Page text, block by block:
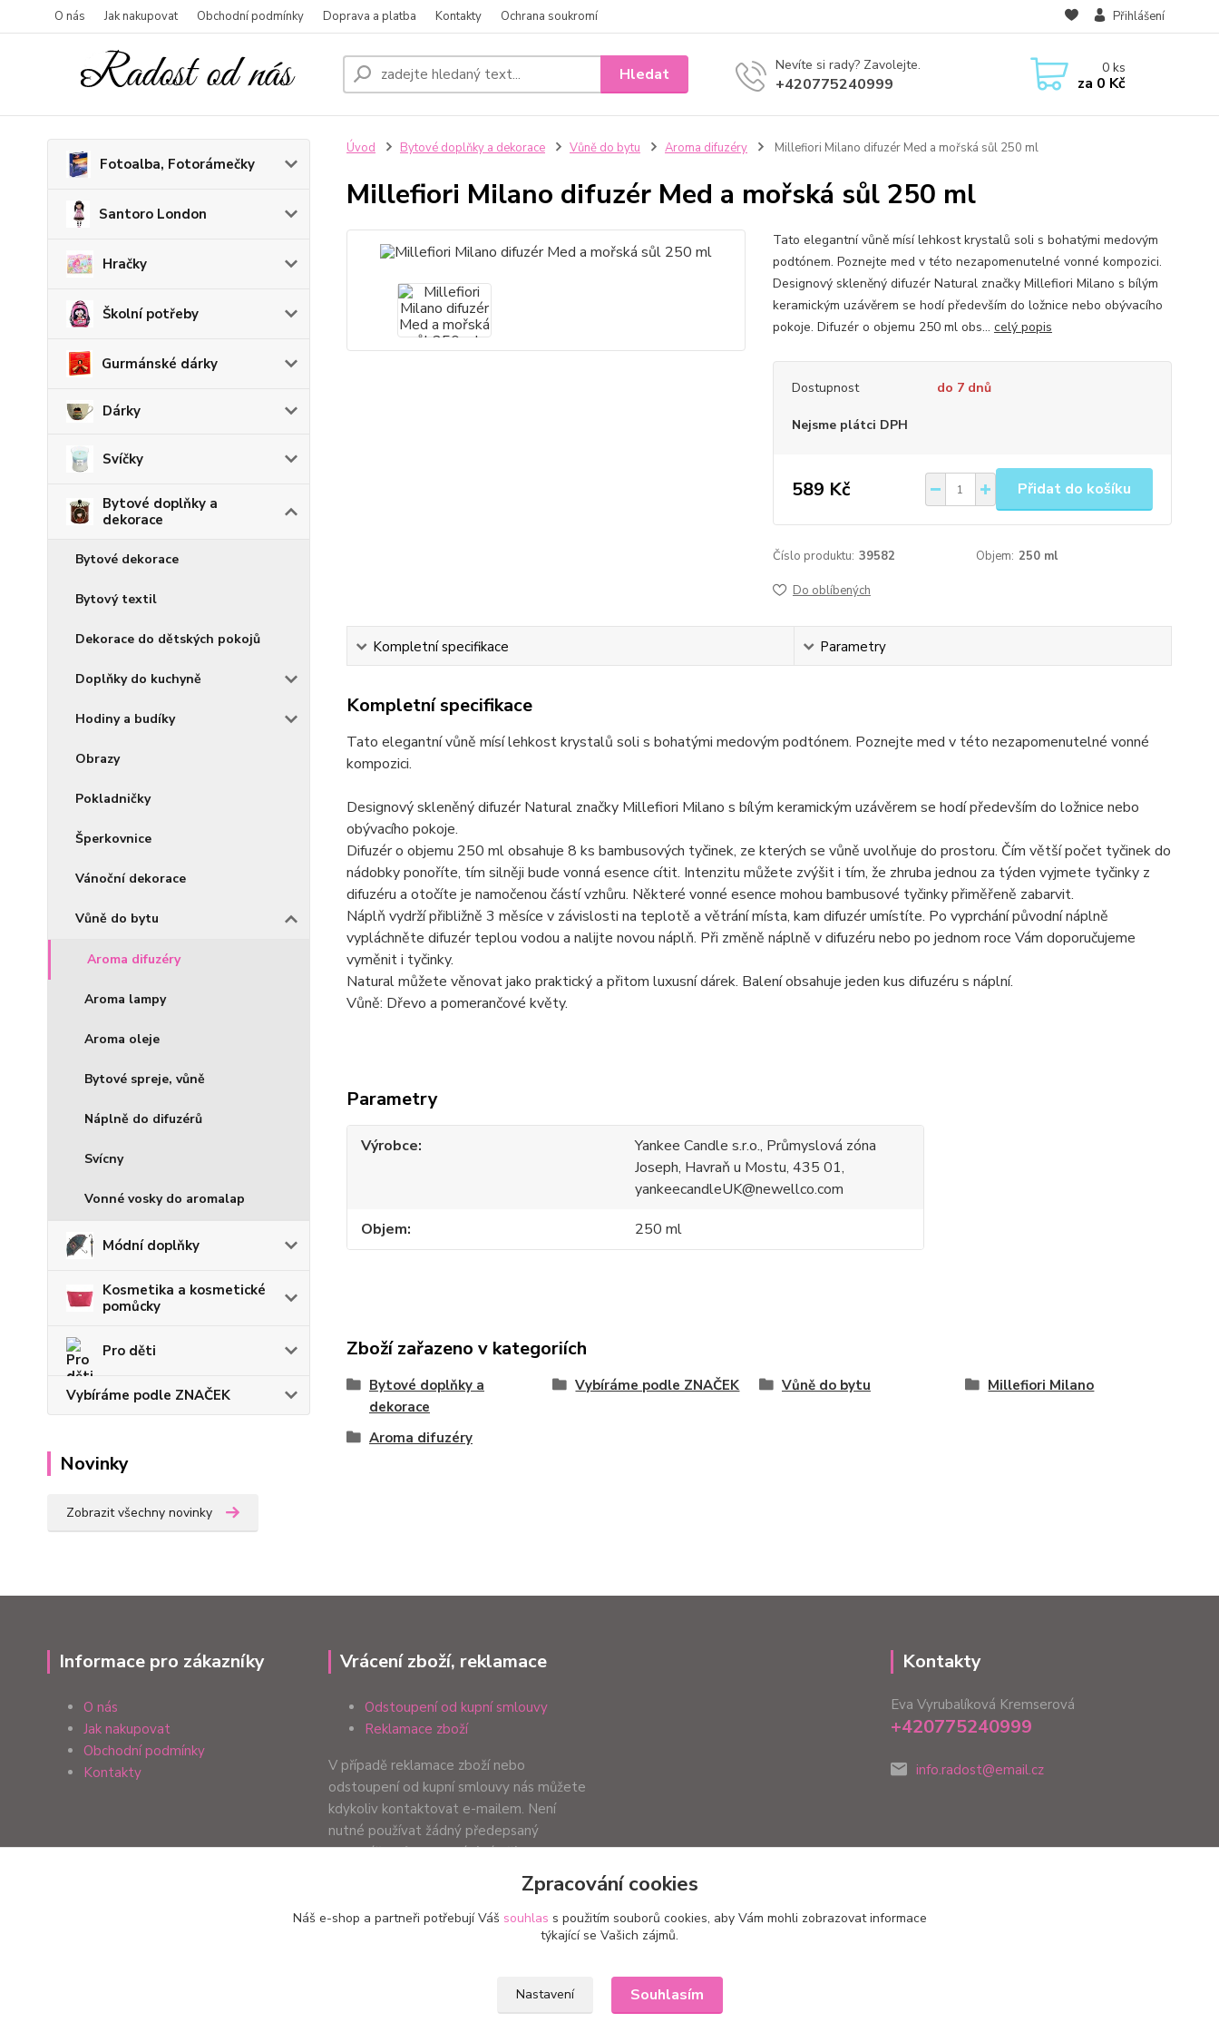
O nás Jak nakupovat Obchodní podmínky Doprava a platba Kontakty Ochrana soukromí Přihlášení
Hledat Nevíte si rady? Zavolejte.
+420775240999
0ks
za 0 Kč
Fotoalba, Fotorámečky
Santoro London
Hračky
Školní potřeby
Gurmánské dárky
Dárky
Svíčky
Bytové doplňky a
dekorace
Bytové dekorace
Bytový textil
Dekorace do dětských pokojů
Doplňky do kuchyně
Hodiny a budíky
Obrazy
Pokladničky
Šperkovnice
Vánoční dekorace
Vůně do bytu
Aroma difuzéry
Aroma lampy
Aroma oleje
Bytové spreje, vůně
Náplně do difuzérů
Svícny
Vonné vosky do aromalap
Módní doplňky
Kosmetika a kosmetické
pomůcky
Pro děti
Vybíráme podle ZNAČEK
Novinky
Zobrazit všechny novinky
Úvod Bytové doplňky a dekorace Vůně do bytu Aroma difuzéry Millefiori Milano difuzér Med a mořská sůl 250 ml
Millefiori Milano difuzér Med a mořská sůl 250 ml
Tato elegantní vůně mísí lehkost krystalů soli s bohatými medovým
podtónem. Poznejte med v této nezapomenutelné vonné kompozici.
Designový skleněný difuzér Natural značky Millefiori Milano s bílým
keramickým uzávěrem se hodí především do ložnice nebo obývacího
pokoje. Difuzér o objemu 250 ml obs... celý popis
Dostupnost do 7 dnů
Nejsme plátci DPH
589 Kč Přidat do košíku
Číslo produktu: 39582 Objem: 250 ml
Do oblíbených
Kompletní specifikace Parametry
Kompletní specifikace
Tato elegantní vůně mísí lehkost krystalů soli s bohatými medovým podtónem. Poznejte med v této nezapomenutelné vonné
kompozici.
Designový skleněný difuzér Natural značky Millefiori Milano s bílým keramickým uzávěrem se hodí především do ložnice nebo
obývacího pokoje.
Difuzér o objemu 250 ml obsahuje 8 ks bambusových tyčinek, ze kterých se vůně uvolňuje do prostoru. Čím větší počet tyčinek do
nádobky ponoříte, tím silněji bude vonná esence cítit. Intenzitu můžete zvýšit i tím, že zhruba jednou za týden vyjmete tyčinky z
difuzéru a otočíte je namočenou částí vzhůru. Některé vonné esence mohou bambusové tyčinky přiměřeně zabarvit.
Náplň vydrží přibližně 3 měsíce v závislosti na teplotě a větrání místa, kam difuzér umístíte. Po vyprchání původní náplně
vypláchněte difuzér teplou vodou a nalijte novou náplň. Při změně náplně v difuzéru nebo po jednom roce Vám doporučujeme
vyměnit i tyčinky.
Natural můžete věnovat jako praktický a přitom luxusní dárek. Balení obsahuje jeden kus difuzéru s náplní.
Vůně: Dřevo a pomerančové květy.
Parametry
Výrobce
Yankee Candle s.r.o., Průmyslová zóna
Joseph, Havraň u Mostu, 435 01,
yankeecandleUK@newellco.com
Objem
250 ml
Zboží zařazeno v kategoriích
Bytové doplňky a
dekorace
Vybíráme podle ZNAČEK Vůně do bytu Millefiori Milano
Aroma difuzéry
Informace pro zákazníky
O nás
Jak nakupovat
Obchodní podmínky
Kontakty
Vrácení zboží, reklamace
Odstoupení od kupní smlouvy
Reklamace zboží
V případě reklamace zboží nebo
odstoupení od kupní smlouvy nás můžete
kdykoliv kontaktovat e-mailem. Není
nutné používat žádný předepsaný
formulář. Způsob podání záleží pouze na
Kontakty
Eva Vyrubalíková Kremserová
+420775240999
info.radost@email.cz
Upravit sběr cookies.
Zpracování cookies
Náš e-shop a partneři potřebují Váš souhlas s použitím souborů cookies, aby Vám mohli zobrazovat informace
týkající se Vašich zájmů.
Nastavení Souhlasím